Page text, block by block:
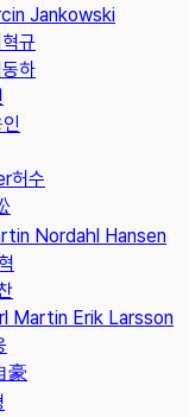
Jankowski
규
하
허수
Nordahl Hansen
Martin Erik Larsson
豪